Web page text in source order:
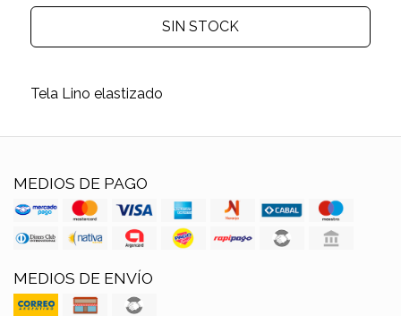
SIN STOCK
Tela Lino elastizado
MEDIOS DE PAGO
MEDIOS DE ENVÍO